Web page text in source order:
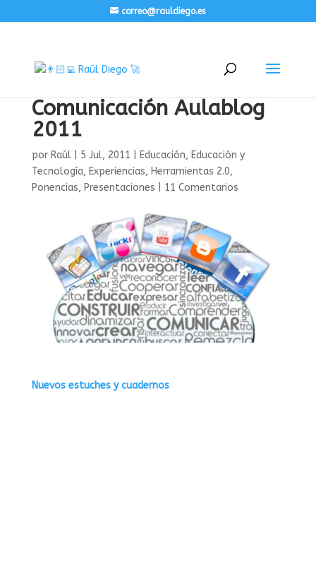
correo@rauldiego.es
Comunicación Aulablog
2011
por Raúl| 5 Jul, 2011 Educación, Educación y
Tecnología, Experiencias, Herramientas 2.0,
Ponencias, Presentaciones 11 Comentarios
Nuevos estuches y cuadernos